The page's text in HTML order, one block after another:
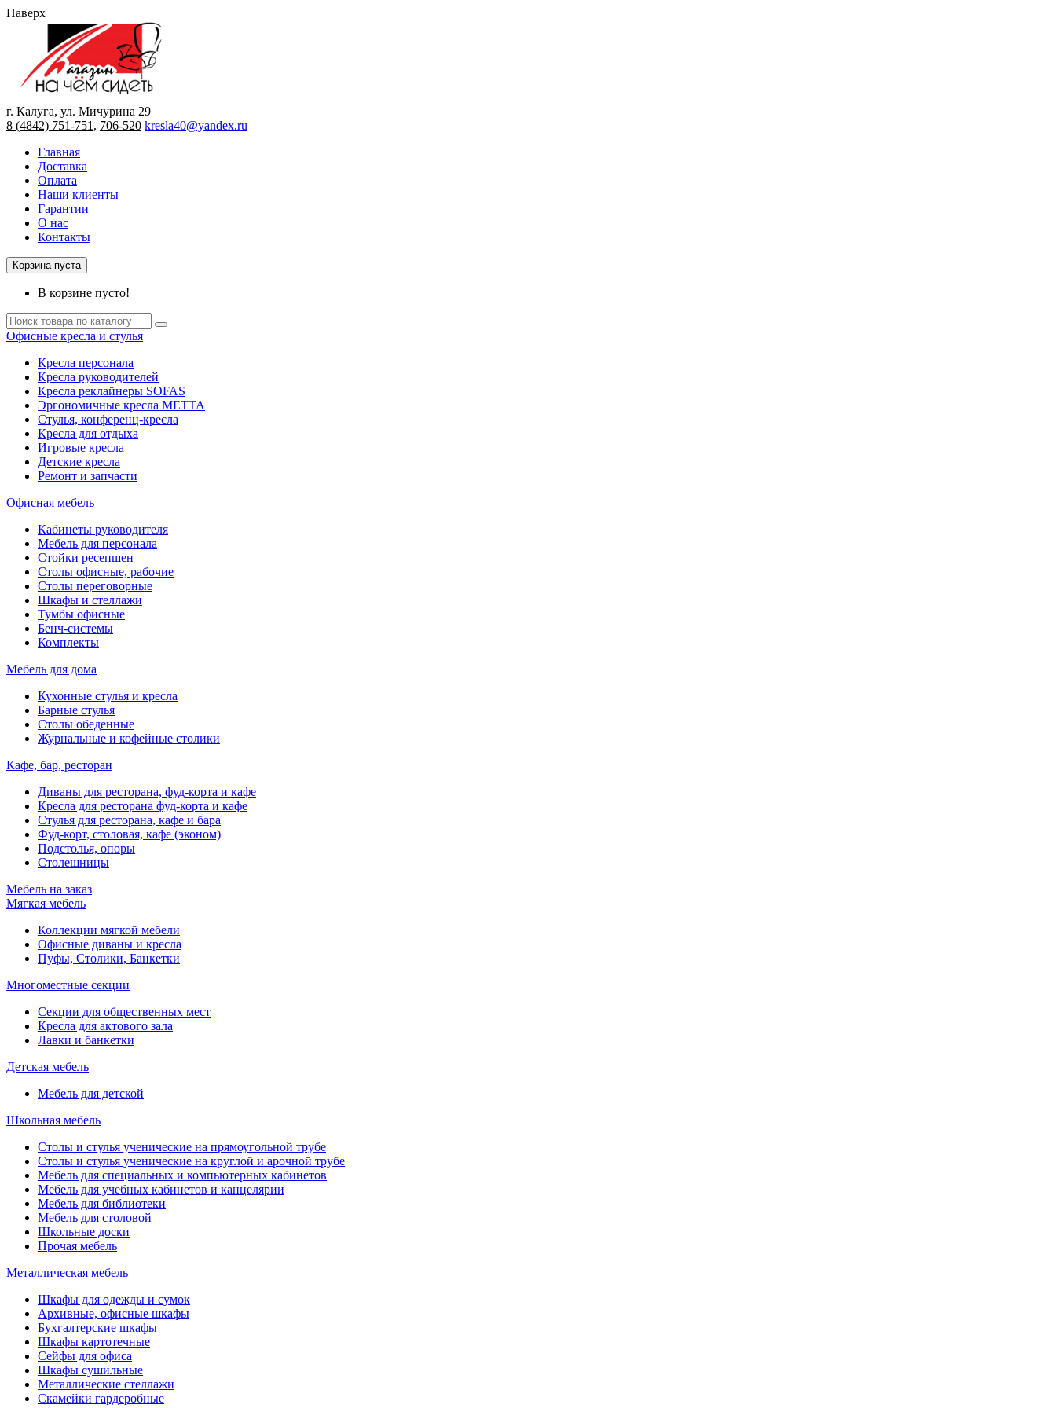
Наверх
г. Калуга, ул. Мичурина 29
8 (4842) 751-751 , 706-520 kresla40@yandex.ru
Главная
Доставка
Оплата
Наши клиенты
Гарантии
О нас
Контакты
Корзина пуста
В корзине пусто!
Офисные кресла и стулья
Кресла персонала
Кресла руководителей
Кресла реклайнеры SOFAS
Эргономичные кресла МЕТТА
Стулья, конференц-кресла
Кресла для отдыха
Игровые кресла
Детские кресла
Ремонт и запчасти
Офисная мебель
Кабинеты руководителя
Мебель для персонала
Стойки ресепшен
Столы офисные, рабочие
Столы переговорные
Шкафы и стеллажи
Тумбы офисные
Бенч-системы
Комплекты
Мебель для дома
Кухонные стулья и кресла
Барные стулья
Столы обеденные
Журнальные и кофейные столики
Кафе, бар, ресторан
Диваны для ресторана, фуд-корта и кафе
Кресла для ресторана фуд-корта и кафе
Стулья для ресторана, кафе и бара
Фуд-корт, столовая, кафе (эконом)
Подстолья, опоры
Столешницы
Мебель на заказ
Мягкая мебель
Коллекции мягкой мебели
Офисные диваны и кресла
Пуфы, Столики, Банкетки
Многоместные секции
Секции для общественных мест
Кресла для актового зала
Лавки и банкетки
Детская мебель
Мебель для детской
Школьная мебель
Столы и стулья ученические на прямоугольной трубе
Столы и стулья ученические на круглой и арочной трубе
Мебель для специальных и компьютерных кабинетов
Мебель для учебных кабинетов и канцелярии
Мебель для библиотеки
Мебель для столовой
Школьные доски
Прочая мебель
Металлическая мебель
Шкафы для одежды и сумок
Архивные, офисные шкафы
Бухгалтерские шкафы
Шкафы картотечные
Сейфы для офиса
Шкафы сушильные
Металлические стеллажи
Скамейки гардеробные